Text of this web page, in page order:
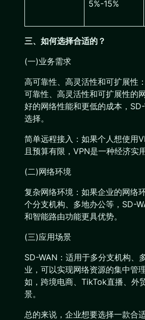
5%-15%
三、如何选择合适的？
(一)业务需求
高可靠性、高灵活性和可扩展性
可靠性、高灵活性和可扩展性的
好的网络性能和更低的成本，
选择。
简单远程接入：如果个人想使用
且预算有限，VPN是一种经济实
(二)网络环境
复杂网络环境：如果企业的网络
个分支机构、多地办公等，SD-
和智能路由功能更具优势。
(三)应用场景
SD-WAN：适用于多分支机构、
业，可以实现网络资源的集中管
如，跨境电商、TikTok直播、外
景。
总的来说，企业想要选择一款合